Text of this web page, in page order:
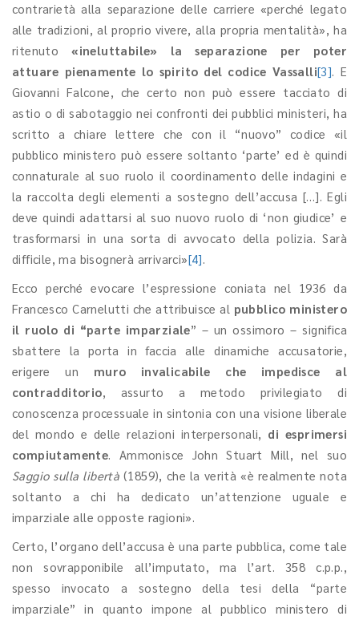
contrarietà alla separazione delle carriere «perché legato
alle tradizioni, al proprio vivere, alla propria mentalità», ha
ritenuto«ineluttabile» la separazione per poter
attuare pienamente lo spirito del codice Vassalli[3]. E
Giovanni Falcone, che certo non può essere tacciato di
astio o di sabotaggio nei confronti dei pubblici ministeri, ha
scritto a chiare lettere che con il “nuovo” codice «il
pubblico ministero può essere soltanto ‘parte’ ed è quindi
connaturale al suo ruolo il coordinamento delle indagini e
la raccolta degli elementi a sostegno dell’accusa […]. Egli
deve quindi adattarsi al suo nuovo ruolo di ‘non giudice’ e
trasformarsi in una sorta di avvocato della polizia. Sarà
difficile, ma bisognerà arrivarci»[4].
Ecco perché evocare l’espressione coniata nel 1936 da
Francesco Carnelutti che attribuisce al pubblico ministero
il ruolo di “parte imparziale” – un ossimoro – significa
sbattere la porta in faccia alle dinamiche accusatorie,
erigere un muro invalicabile che impedisce al
contradditorio, assurto a metodo privilegiato di
conoscenza processuale in sintonia con una visione liberale
del mondo e delle relazioni interpersonali, di esprimersi
compiutamente. Ammonisce John Stuart Mill, nel suo
Saggio sulla libertà (1859), che la verità «è realmente nota
soltanto a chi ha dedicato un’attenzione uguale e
imparziale alle opposte ragioni».
Certo, l’organo dell’accusa è una parte pubblica, come tale
non sovrapponibile all’imputato, ma l’art. 358 c.p.p.,
spesso invocato a sostegno della tesi della “parte
imparziale” in quanto impone al pubblico ministero di